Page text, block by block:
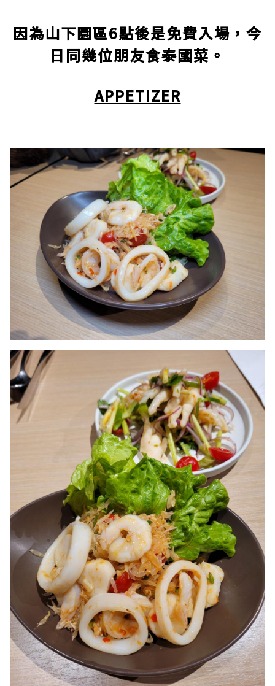
因為山下園區6點後是免費入場，今
日同幾位朋友食泰國菜。
APPETIZER